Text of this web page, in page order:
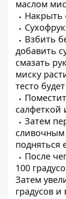
маслом
Накрыть
Взбить
добавить
смазать
миску
тесто
салфеткой
Затем
подняться
После
100
Затем
градусов